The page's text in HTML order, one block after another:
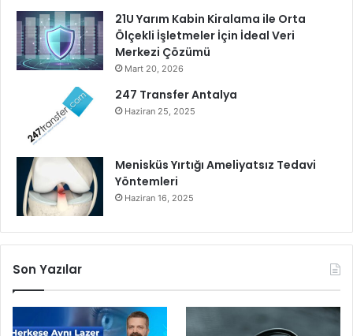
21U Yarım Kabin Kiralama ile Orta
Ölçekli İşletmeler İçin İdeal Veri
Merkezi Çözümü
Mart 20, 2026
247 Transfer Antalya
Haziran 25, 2025
Menisküs Yırtığı Ameliyatsız Tedavi
Yöntemleri
Haziran 16, 2025
Son Yazılar